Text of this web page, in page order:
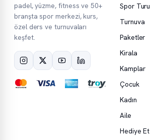
padel, yüzme, fitness ve 50+
branşta spor merkezi, kurs,
özel ders ve turnuvaları
keşfet.
Spor Turu
Turnuva
Paketler
Kirala
Kamplar
Çocuk
Kadın
Aile
Hediye Et